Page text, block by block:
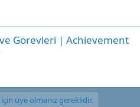
Görevleri | Achievement
üye olmanız gereklidir.